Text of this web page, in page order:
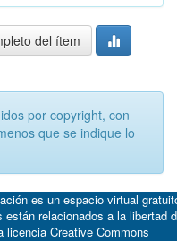
del ítem
por copyright, con
que se indique lo
es un espacio virtual
relacionados a la libertad
licencia Creative Commons